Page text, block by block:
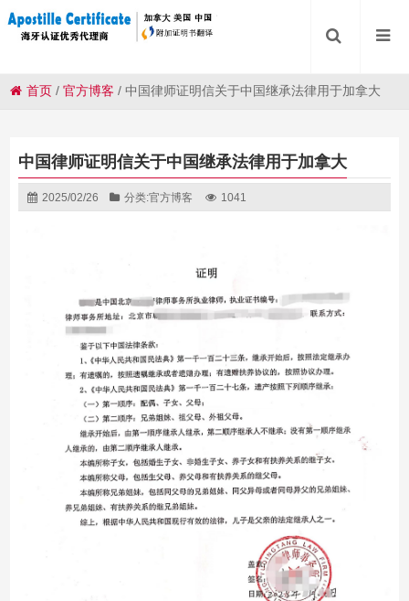
首页 /官方博客 /中国律师证明信关于中国继承法律用于加拿大
中国律师证明信关于中国继承法律用于加拿大
2025/02/26 分类:官方博客 1041